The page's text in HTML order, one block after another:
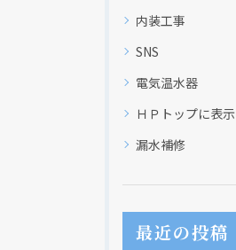
内装工事
SNS
電気温水器
ＨＰトップに表示
漏水補修
最近の投稿